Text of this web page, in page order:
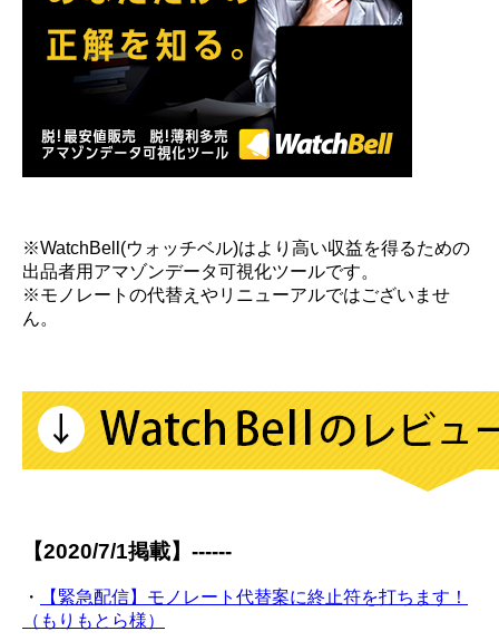
※WatchBell(ウォッチベル)はより高い収益を得るための
出品者用アマゾンデータ可視化ツールです。
※モノレートの代替えやリニューアルではございませ
ん。
【2020/7/1掲載】------
・
【緊急配信】モノレート代替案に終止符を打ちます！
（もりもとら様）